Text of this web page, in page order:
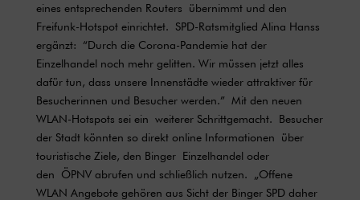
eines entsprechenden Routers übernimmt und den
Freifunk-Hotspot einrichtet. SPD-Ratsmitglied Alina Hanss
ergänzt: “Durch die Corona-Pandemie hat der
Einzelhandel noch mehr gelitten. Wir müssen jetzt alles
dafür tun, dass unsere Innenstädte wieder attraktiver für
Besucherinnen und Besucher werden.” Mit den neuen
WLAN-Hotspots sei ein weiterer Schrittgemacht. Besucher
der Stadt könnten so direkt online Informationen über
touristische Ziele, den Binger Einzelhandel oder
den ÖPNV abrufen und schließlich nutzen. „Offene
WLAN Angebote gehören aus Sicht der Binger SPD daher